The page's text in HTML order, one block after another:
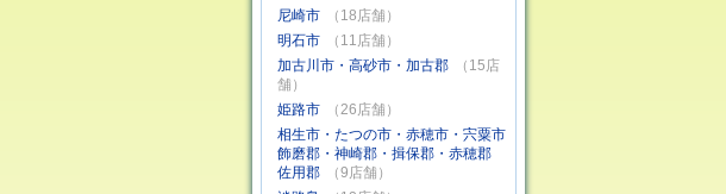
尼崎市
（18店舗）
明石市
（11店舗）
加古川市・高砂市・加古郡
（15店
舗）
姫路市
（26店舗）
相生市・たつの市・赤穂市・宍粟市
飾磨郡・神崎郡・揖保郡・赤穂郡
佐用郡
（9店舗）